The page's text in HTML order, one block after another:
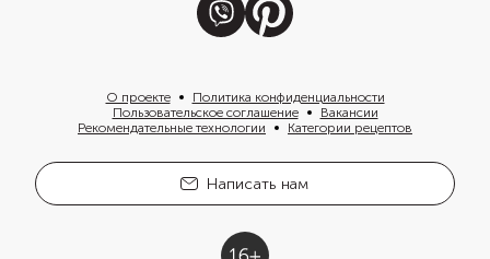
О проекте
Политика конфиденциальности
Пользовательское соглашение
Вакансии
Рекомендательные технологии
Категории рецептов
Написать нам